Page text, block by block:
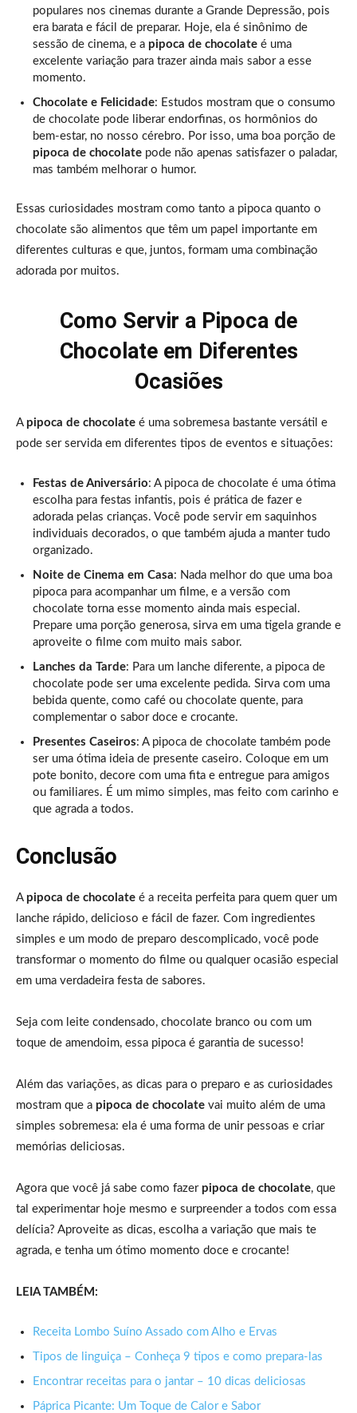
populares nos cinemas durante a Grande Depressão, pois
era barata e fácil de preparar. Hoje, ela é sinônimo de
sessão de cinema, e a pipoca de chocolate é uma
excelente variação para trazer ainda mais sabor a esse
momento.
Chocolate e Felicidade: Estudos mostram que o consumo
de chocolate pode liberar endorfinas, os hormônios do
bem-estar, no nosso cérebro. Por isso, uma boa porção de
pipoca de chocolate pode não apenas satisfazer o paladar,
mas também melhorar o humor.
Essas curiosidades mostram como tanto a pipoca quanto o
chocolate são alimentos que têm um papel importante em
diferentes culturas e que, juntos, formam uma combinação
adorada por muitos.
Como Servir a Pipoca de
Chocolate em Diferentes
Ocasiões
A pipoca de chocolate é uma sobremesa bastante versátil e
pode ser servida em diferentes tipos de eventos e situações:
Festas de Aniversário: A pipoca de chocolate é uma ótima
escolha para festas infantis, pois é prática de fazer e
adorada pelas crianças. Você pode servir em saquinhos
individuais decorados, o que também ajuda a manter tudo
organizado.
Noite de Cinema em Casa: Nada melhor do que uma boa
pipoca para acompanhar um filme, e a versão com
chocolate torna esse momento ainda mais especial.
Prepare uma porção generosa, sirva em uma tigela grande e
aproveite o filme com muito mais sabor.
Lanches da Tarde: Para um lanche diferente, a pipoca de
chocolate pode ser uma excelente pedida. Sirva com uma
bebida quente, como café ou chocolate quente, para
complementar o sabor doce e crocante.
Presentes Caseiros: A pipoca de chocolate também pode
ser uma ótima ideia de presente caseiro. Coloque em um
pote bonito, decore com uma fita e entregue para amigos
ou familiares. É um mimo simples, mas feito com carinho e
que agrada a todos.
Conclusão
A pipoca de chocolate é a receita perfeita para quem quer um
lanche rápido, delicioso e fácil de fazer. Com ingredientes
simples e um modo de preparo descomplicado, você pode
transformar o momento do filme ou qualquer ocasião especial
em uma verdadeira festa de sabores.
Seja com leite condensado, chocolate branco ou com um
toque de amendoim, essa pipoca é garantia de sucesso!
Além das variações, as dicas para o preparo e as curiosidades
mostram que a pipoca de chocolate vai muito além de uma
simples sobremesa: ela é uma forma de unir pessoas e criar
memórias deliciosas.
Agora que você já sabe como fazer pipoca de chocolate, que
tal experimentar hoje mesmo e surpreender a todos com essa
delícia? Aproveite as dicas, escolha a variação que mais te
agrada, e tenha um ótimo momento doce e crocante!
LEIA TAMBÉM:
Receita Lombo Suíno Assado com Alho e Ervas
Tipos de linguiça – Conheça 9 tipos e como prepara-las
Encontrar receitas para o jantar – 10 dicas deliciosas
Páprica Picante: Um Toque de Calor e Sabor